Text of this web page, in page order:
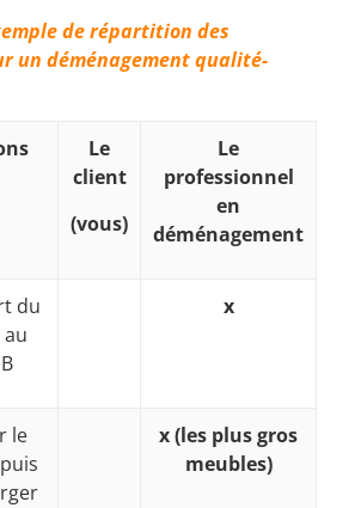
de répartition des
un déménagement qualité-
Le
client
(vous)
Le
professionnel
en
déménagement
du
x
le
x (les plus gros
meubles)